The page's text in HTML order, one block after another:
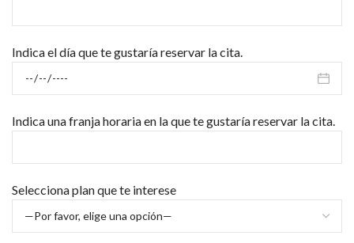
Indica el día que te gustaría reservar la cita.
Indica una franja horaria en la que te gustaría reservar la cita.
Selecciona plan que te interese